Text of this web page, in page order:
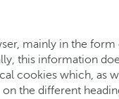
mainly in the
this information
cookies which,
the different